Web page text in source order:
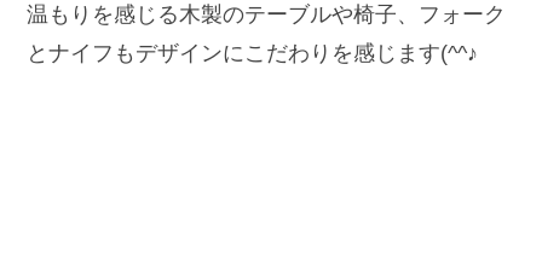
温もりを感じる木製のテーブルや椅子、フォーク
とナイフもデザインにこだわりを感じます(^^♪